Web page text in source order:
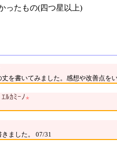
ったもの(四つ星以上)
を書いてみました。感想や改善点を
ｴﾙｶﾐｰﾉ★
ました。 07/31